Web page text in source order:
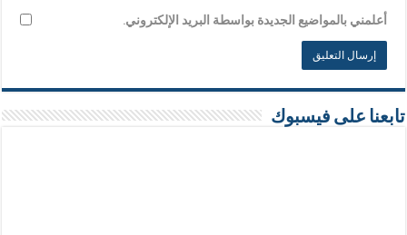
أعلمني بالمواضيع الجديدة بواسطة البريد الإلكتروني.
تابعنا على فيسبوك